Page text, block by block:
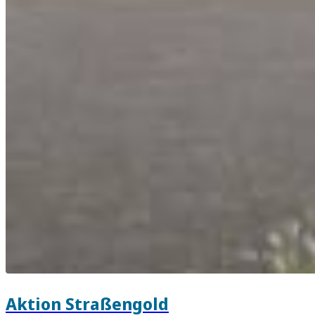
Aktion Straßengold